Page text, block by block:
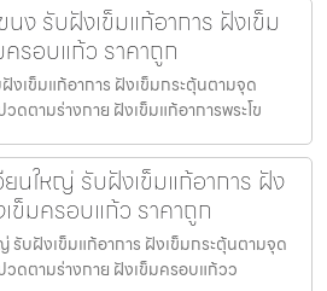
นง รับฝังเข็มแก้อาการ ฝังเข็ม
รอบแก้ว ราคาถูก
งเข็มแก้อาการ ฝังเข็มกระตุ้นตามจุด
วดตามร่างกาย ฝังเข็มแก้อาการพระโข
นใหญ่ รับฝังเข็มแก้อาการ ฝัง
ข็มครอบแก้ว ราคาถูก
รับฝังเข็มแก้อาการ ฝังเข็มกระตุ้นตามจุด
วดตามร่างกาย ฝังเข็มครอบแก้วว